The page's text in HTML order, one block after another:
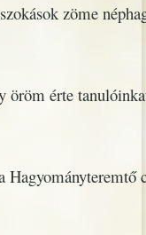
zöme
érte tanulóinkat